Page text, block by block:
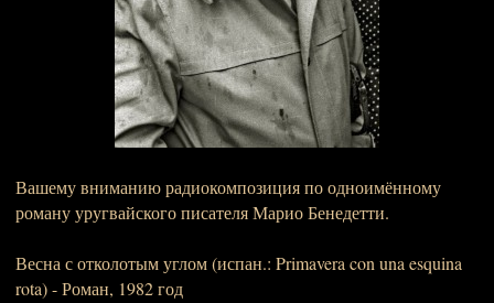
Вашему вниманию радиокомпозиция по одноимённому
роману уругвайского писателя Марио Бенедетти.
Весна с отколотым углом (испан.: Primavera con una esquina
rota) - Роман, 1982 год